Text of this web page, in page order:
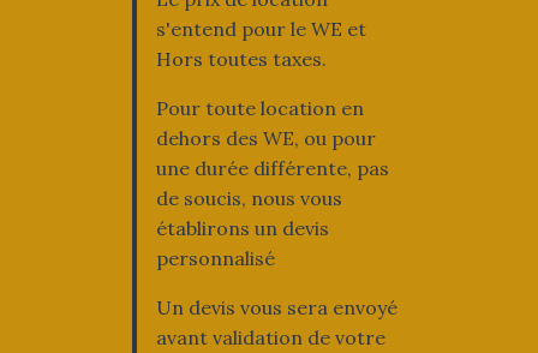
s'entend pour le WE et
Hors toutes taxes.
Pour toute location en
dehors des WE, ou pour
une durée différente, pas
de soucis, nous vous
établirons un devis
personnalisé
Un devis vous sera envoyé
avant validation de votre